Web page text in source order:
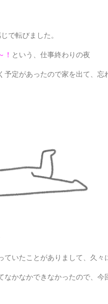
で転びました。
！ という、仕事終わりの夜
予定があったので家を出て、
ていたことがありまして、久々
なかなかできなかったので、今